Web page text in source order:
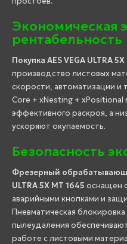
Экономическая
рентабельность
Покупка AES VEGA ULTRA
производство листовых
скорости, автоматизации и
Core + xNesting +
эффективного раскроя, а
ускоряют окупаемость.
Безопасность
Фрезерный
ULTRA 5X MT 1645 оснащен
аварийными кнопками и
Пневматическая
пылеудаления
работе с листовыми